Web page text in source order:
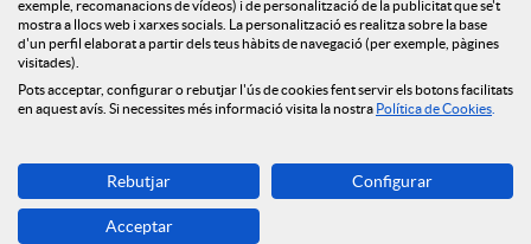
Avís legal
Seguretat Online
Canal denúncies
Descarrega-la ara
Banca MOBILE
exemple, recomanacions de vídeos) i de personalització de la publicitat que se't
mostra a llocs web i xarxes socials. La personalització es realitza sobre la base
d'un perfil elaborat a partir dels teus hàbits de navegació (per exemple, pàgines
visitades).
Pots acceptar, configurar o rebutjar l'ús de cookies fent servir els botons facilitats
en aquest avís. Si necessites més informació visita la nostra Política de Cookies
Rebutjar Configurar
Acceptar